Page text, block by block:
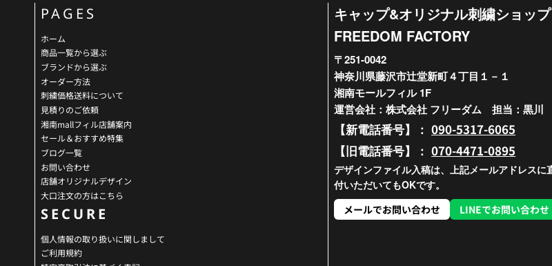
PAGES
ホーム
商品一覧から選ぶ
ブランドから選ぶ
オーダー方法
刺繍価格送料について
見積りのご依頼
湘南mallフィル店舗案内
セール＆おすすめ特集
ブログ一覧
お問い合わせ
店舗オリジナルデザイン
大口注文の方はこちら
SECURE
個人情報の取り扱いに関しまして
ご利用規約
キャップ&オリジナル刺繍ショップ
FREEDOM FACTORY
〒251-0042
神奈川県藤沢市辻堂新町４丁目１－１
湘南モールフィル 1F
運営会社：株式会社 フリーダム 担当：黒川
【新電話番号】：090-5317-6065
【旧電話番号】：070-4471-0895
デザインファイル入稿は、上記メールアドレスに
付いただいてもOKです。
メールでお問い合わせ
LINEでお問い合わせ